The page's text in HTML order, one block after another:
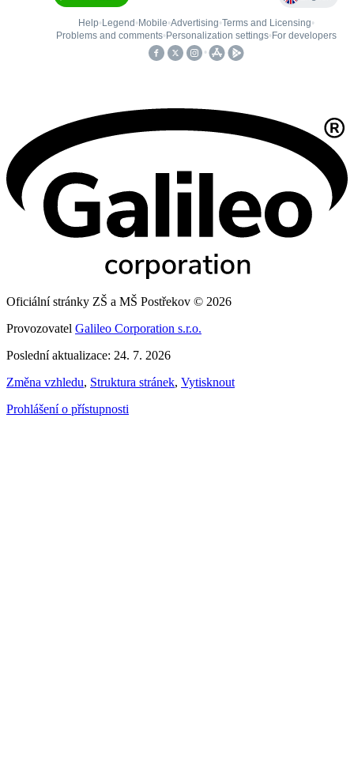
Oficiální stránky ZŠ a MŠ Postřekov © 2026
Provozovatel Galileo Corporation s.r.o.
Poslední aktualizace: 24. 7. 2026
Změna vzhledu, Struktura stránek, Vytisknout
Prohlášení o přístupnosti